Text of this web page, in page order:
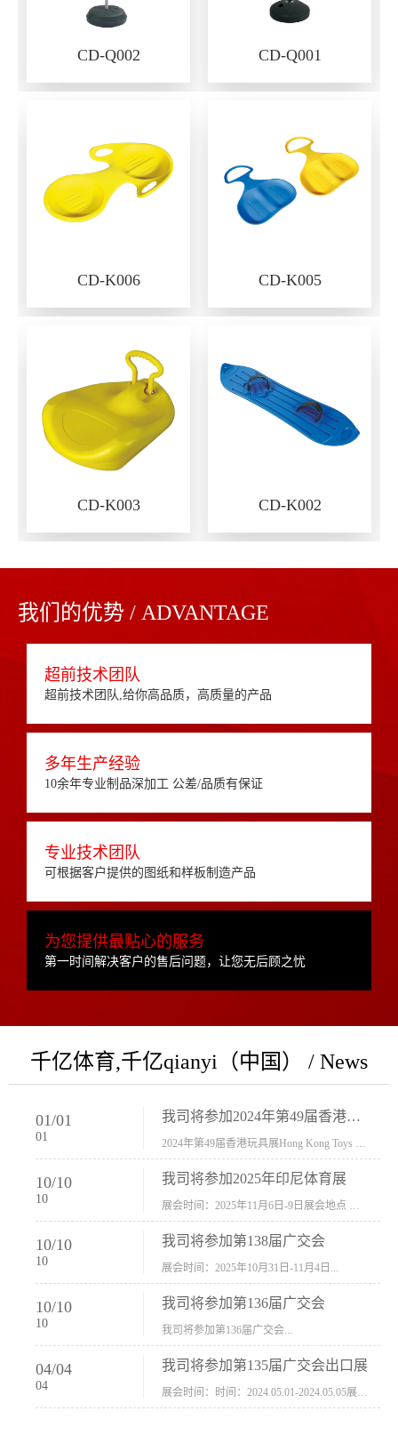
CD-Q002 CD-Q001
CD-K006 CD-K005
CD-K003 CD-K002
我们的优势 / ADVANTAGE
超前技术团队
超前技术团队,给你高品质，高质量的产品
多年生产经验
10余年专业制品深加工 公差/品质有保证
专业技术团队
可根据客户提供的图纸和样板制造产品
为您提供最贴心的服务
第一时间解决客户的售后问题，让您无后顾之忧
千亿体育,千亿qianyi（中国） / News
01/01
01
我司将参加2024年第49届香港玩具展Hong Kong Toys & Games Fair 欢迎新···
10/10
10
我司将参加2025年印尼体育展
10/10
10
我司将参加第138届广交会
展会时间：2025年10月31日-11月4日...
10/10
10
我司将参加第136届广交会
我司将参加第136届广交会...
04/04
04
我司将参加第135届广交会出口展
展会时间：时间：2024.05.01-2024.05.05展会地址：中国进出口商品交易会展馆福建康莱宝公司展位号12.1G37-38、H11-12，浙江康莱宝展位号17.1B23-24、C19-20...